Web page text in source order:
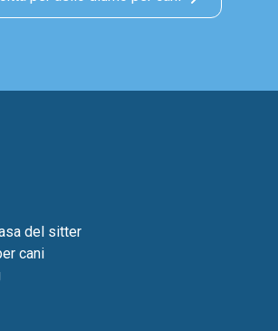
del sitter
cani